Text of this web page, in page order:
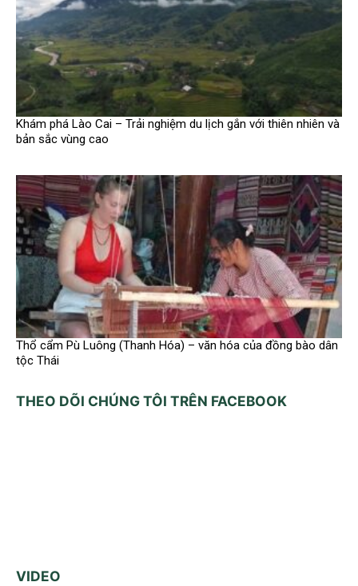
Khám phá Lào Cai – Trải nghiệm du lịch gắn với thiên nhiên và
bản sắc vùng cao
Thổ cẩm Pù Luông (Thanh Hóa) – văn hóa của đồng bào dân
tộc Thái
THEO DÕI CHÚNG TÔI TRÊN FACEBOOK
VIDEO